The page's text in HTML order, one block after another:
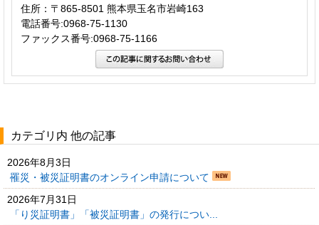
住所：〒865-8501 熊本県玉名市岩崎163
電話番号:0968-75-1130
ファックス番号:0968-75-1166
カテゴリ内 他の記事
2026年8月3日
罹災・被災証明書のオンライン申請について
2026年7月31日
「り災証明書」「被災証明書」の発行につい...